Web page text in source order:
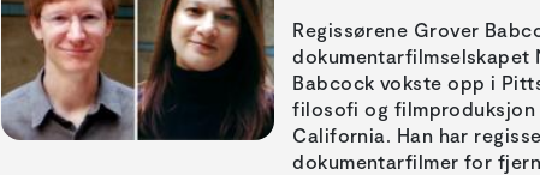
Regissørene Grover
dokumentarfilmselskapet
Babcock vokste opp i
filosofi og
California. Han har
dokumentarfilmer for